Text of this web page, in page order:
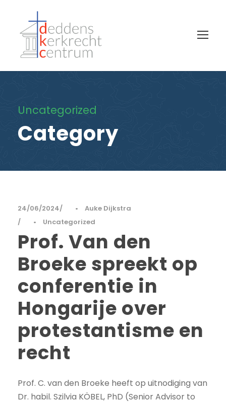
Uncategorized
Category
24/06/2024 •
Auke Dijkstra
•
Uncategorized
Prof. Van den
Broeke spreekt op
conferentie in
Hongarije over
protestantisme en
recht
Prof. C. van den Broeke heeft op uitnodiging van
Dr. habil. Szilvia KÖBEL, PhD (Senior Advisor to